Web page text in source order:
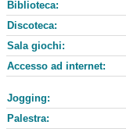
Biblioteca:
Discoteca:
Sala giochi:
Accesso ad internet:
Jogging:
Palestra: